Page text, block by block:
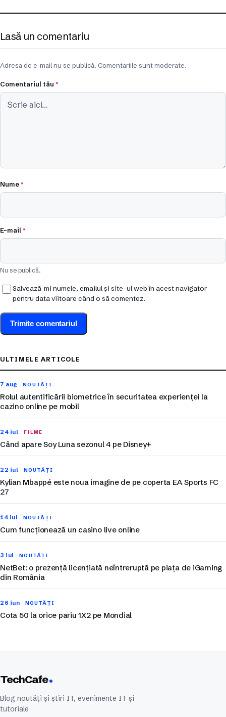
Lasă un comentariu
Adresa de e-mail nu se publică. Comentariile sunt moderate.
Comentariul tău *
Nume*
E-mail*
Nu se publică.
Salvează-mi numele, emailul și site-ul web în acest navigator
pentru data viitoare când o să comentez.
ULTIMELE ARTICOLE
7 aug NOUTĂȚI
Rolul autentificării biometrice în securitatea experienței la
cazino online pe mobil
24 iul FILME
Când apare Soy Luna sezonul 4 pe Disney+
22 iul NOUTĂȚI
Kylian Mbappé este noua imagine de pe coperta EA Sports FC
27
14 iul NOUTĂȚI
Cum funcționează un casino live online
3 iul NOUTĂȚI
NetBet: o prezență licențiată neîntreruptă pe piața de iGaming
din România
26 iun NOUTĂȚI
Cota 50 la orice pariu 1X2 pe Mondial
TechCafe
Blog noutăți și știri IT, evenimente IT și
tutoriale